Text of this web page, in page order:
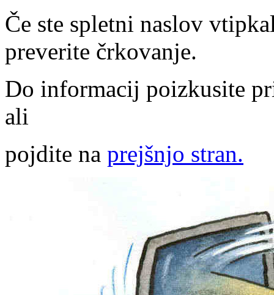
Če ste spletni naslov
preverite črkovanje.
Do informacij poizkusite
ali
pojdite na prejšnjo stran.